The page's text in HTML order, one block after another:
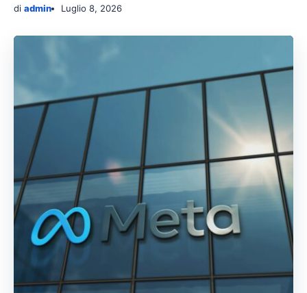
di admin Luglio 8, 2026